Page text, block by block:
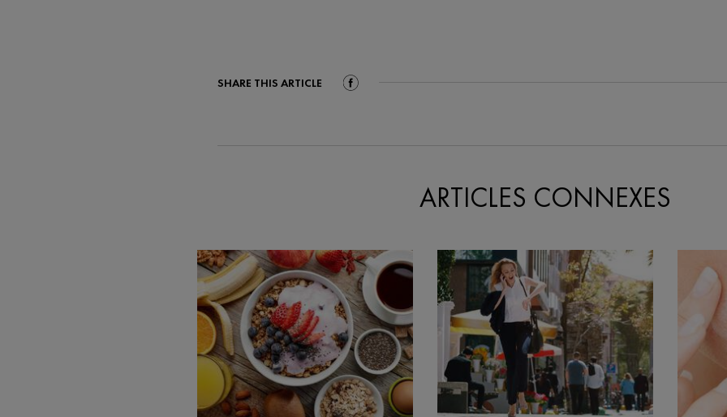
SHARE THIS ARTICLE Share On Facebook
ARTICLES CONNEXES